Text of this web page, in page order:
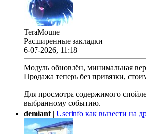
TeraMoune
Расширенные закладки
6-07-2026, 11:18
Модуль обновлён, минимальная
Продажа теперь без привязки,
Для просмотра содержимого
выбранному событию.
demiant | Userinfo как вывести на